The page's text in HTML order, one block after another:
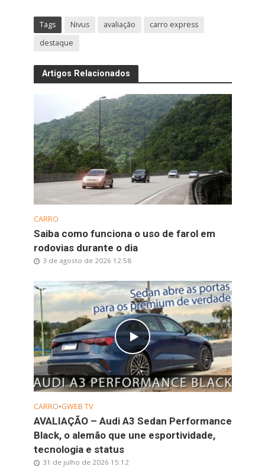
Tags Nivus avaliação
carro express
destaque
Artigos Relacionados
CARRO
Saiba como funciona o uso de farol em
rodovias durante o dia
3 de agosto de 2026 12:58
CARRO•GWEB TV
AVALIAÇÃO – Audi A3 Sedan Performance
Black, o alemão que une esportividade,
tecnologia e status
31 de julho de 2026 15:12